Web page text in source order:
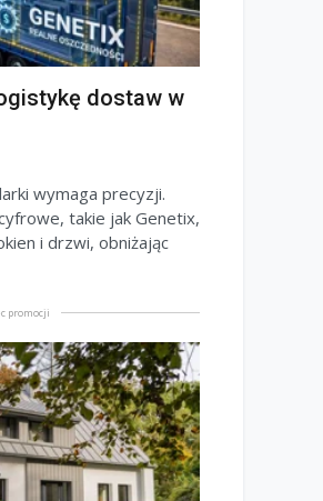
dostaw w
wymaga precyzji.
takie jak Genetix,
i drzwi, obniżając
promocji